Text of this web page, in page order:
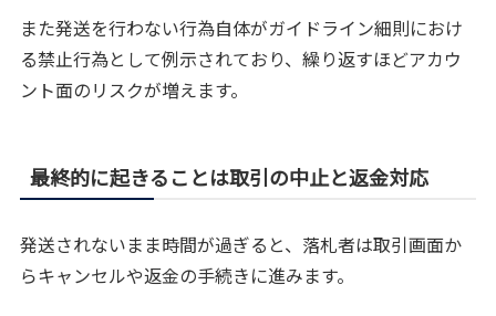
また発送を行わない行為自体がガイドライン細則におけ
る禁止行為として例示されており、繰り返すほどアカウ
ント面のリスクが増えます。
最終的に起きることは取引の中止と返金対応
発送されないまま時間が過ぎると、落札者は取引画面か
らキャンセルや返金の手続きに進みます。